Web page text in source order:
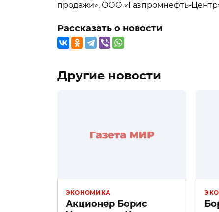
продажи», ООО «Газпромнефть-
Рассказать о новости
Другие новости
ЭКОНОМИКА
Акционер Борис